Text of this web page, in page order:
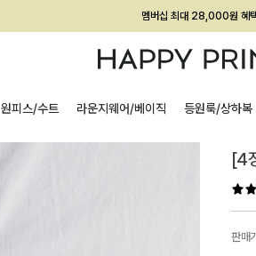
회원전용 아울렛, 가입하면 ~60%
멤버십 최대 28,000원 혜택
원피스/수트 라운지웨어/베이직 등원룩/상하복
[4
판매